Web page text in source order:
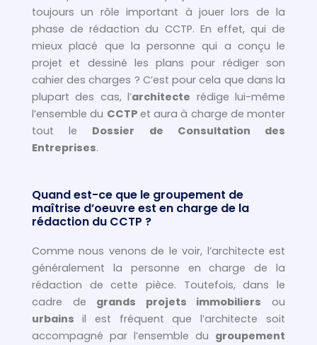
toujours un rôle important à jouer lors de la
phase de rédaction du CCTP. En effet, qui de
mieux placé que la personne qui a conçu le
projet et dessiné les plans pour rédiger son
cahier des charges ? C’est pour cela que dans la
plupart des cas, l’architecte rédige lui-même
l’ensemble du CCTP et aura à charge de monter
tout le Dossier de Consultation des
Entreprises.
Quand est-ce que le groupement de
maîtrise d’oeuvre est en charge de la
rédaction du CCTP ?
Comme nous venons de le voir, l’architecte est
généralement la personne en charge de la
rédaction de cette pièce. Toutefois, dans le
cadre de grands projets immobiliers ou
urbains il est fréquent que l’architecte soit
accompagné par l’ensemble du groupement